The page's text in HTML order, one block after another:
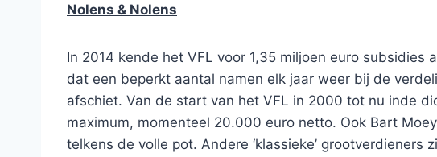
Nolens & Nolens
In 2014 kende het VFL voor 1,35 miljoen euro subsidies
dat een beperkt aantal namen elk jaar weer bij de
afschiet. Van de start van het VFL in 2000 tot nu inde
maximum, momenteel 20.000 euro netto. Ook Bart
telkens de volle pot. Andere ‘klassieke’ grootverdieners